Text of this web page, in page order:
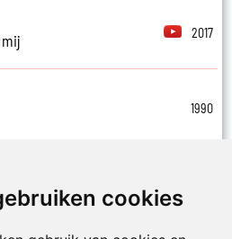
cookies
mij
2017
1990